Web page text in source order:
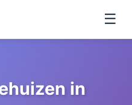
☰
in